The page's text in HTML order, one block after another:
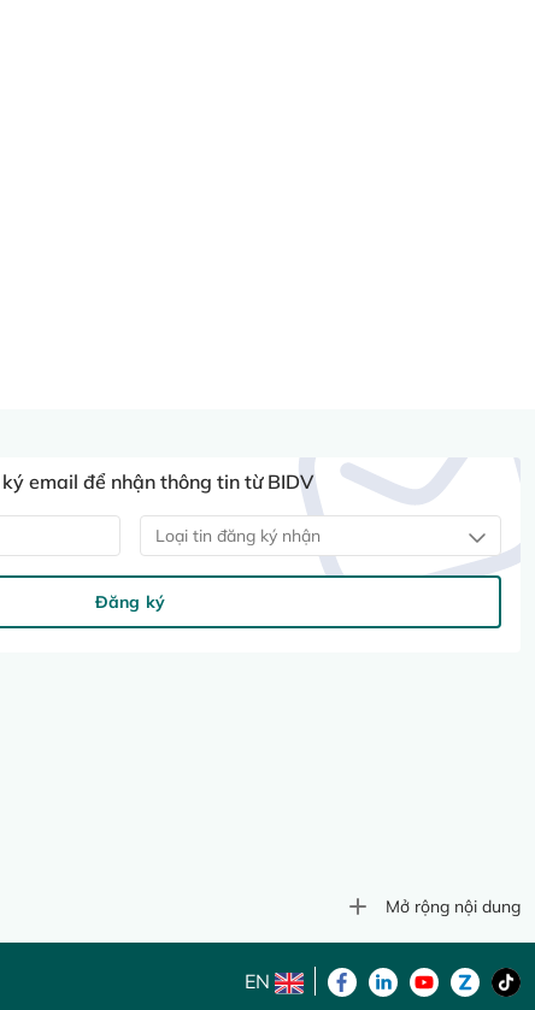
email để nhận thông tin từ BIDV
Loại tin đăng ký nhận
Đăng ký
Mở rộng nội dung
EN